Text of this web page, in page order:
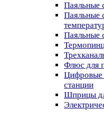
Паяльные
Паяльные
Паяльные
Флюс для
Цифровые
станции
Шприцы